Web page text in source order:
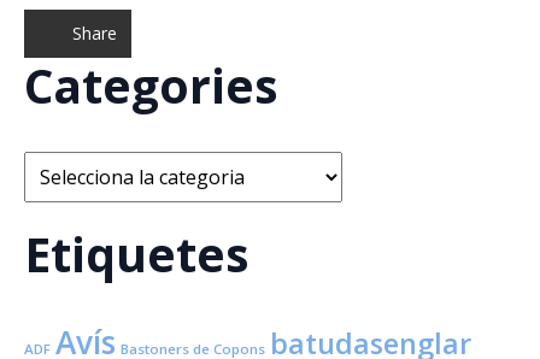
Share
Categories
Categories
Etiquetes
ADF Avís Bastoners de Copons batudasenglar